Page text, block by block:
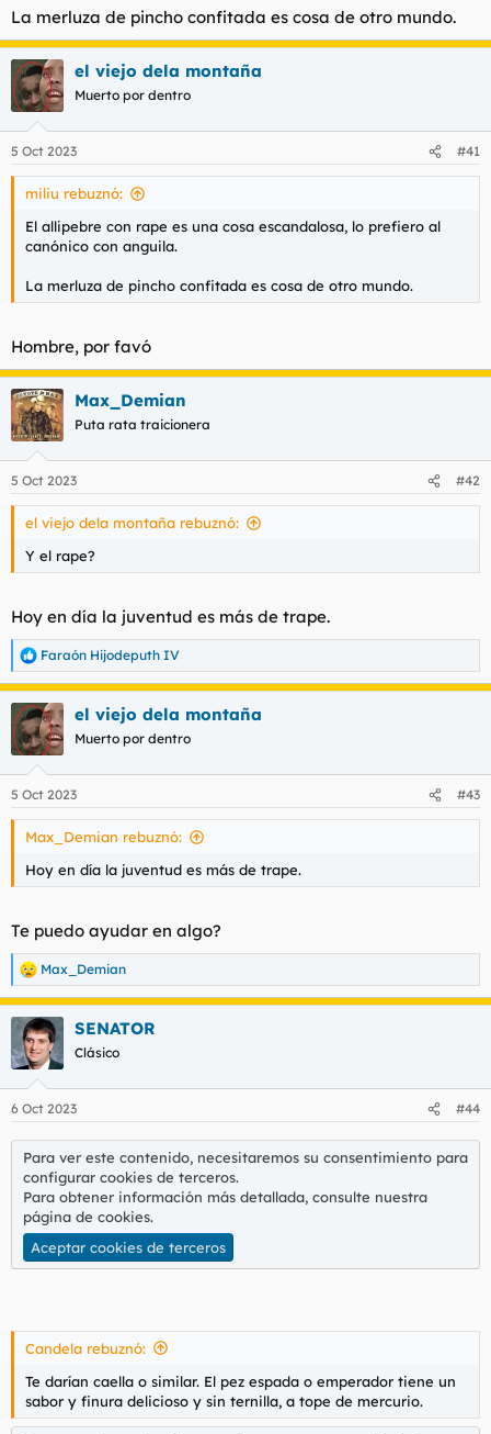
Hombre, por favor
La merluza de pincho confitada es cosa de otro mundo.
el viejo dela montaña
Muerto por dentro
5 Oct 2023 #41
miliu rebuznó:
El allipebre con rape es una cosa escandalosa, lo prefiero al
canónico con anguila.
La merluza de pincho confitada es cosa de otro mundo.
Hombre, por favó
Max_Demian
Puta rata traicionera
5 Oct 2023 #42
el viejo dela montaña rebuznó:
Y el rape?
Hoy en día la juventud es más de trape.
R
e
a
c
c
i
e
s
Faraón Hijodeputh IV
el viejo dela montaña
Muerto por dentro
5 Oct 2023 #43
Max_Demian rebuznó:
Hoy en día la juventud es más de trape.
Te puedo ayudar en algo?
R
e
a
c
c
i
e
Max_Demian
SENATOR
Clásico
6 Oct 2023 #44
Para ver este contenido, necesitaremos su consentimiento para
configurar cookies de terceros.
Para obtener información más detallada, consulte nuestra
página de cookies.
Aceptar cookies de terceros
Candela rebuznó:
Te darían caella o similar. El pez espada o emperador tiene un
sabor y finura delicioso y sin ternilla, a tope de mercurio.